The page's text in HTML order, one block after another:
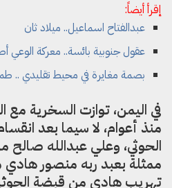
إقرأ أيضاً:
عبدالفتاح اسماعيل.. ميلاد ثان
عقول جنوبية بائسة.. معركة الوعي
بصمة مغايرة في محيط تقليدي ..
في اليمن، توازت السخرية مع
منذ أعوام، لا سيما بعد
الحوثي، وعلي عبدالله صالح
ممثلة بعبد ربه منصور
تهريب هادي من قبضة